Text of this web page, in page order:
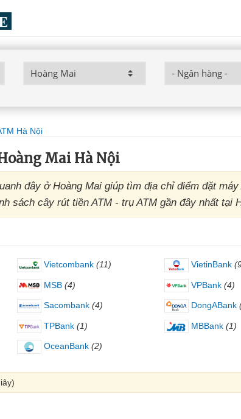
Hà Nội
Mai Hà Nội
đây ở Hoàng Mai giúp tìm địa chỉ điểm đặt
sách cây rút tiền ATM - trụ ATM gần đây nhất tại
Vietcombank (11) VietinBank
MSB (4) VPBank (4)
Sacombank (4) DongABank
TPBank (1) MBBank (1)
OceanBank (2)